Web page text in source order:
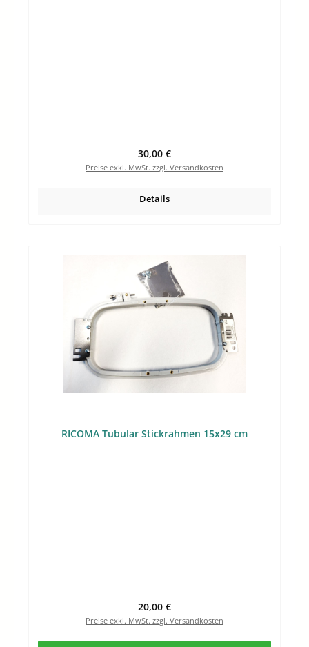
Regulärer Preis:
30,00 €
Preise exkl. MwSt. zzgl. Versandkosten
Details
RICOMA Tubular Stickrahmen 15x29 cm
Regulärer Preis:
20,00 €
Preise exkl. MwSt. zzgl. Versandkosten